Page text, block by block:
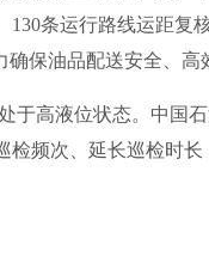
条运行路线运距复
保油品配送安全、高
高液位状态。中国石
频次、延长巡检时